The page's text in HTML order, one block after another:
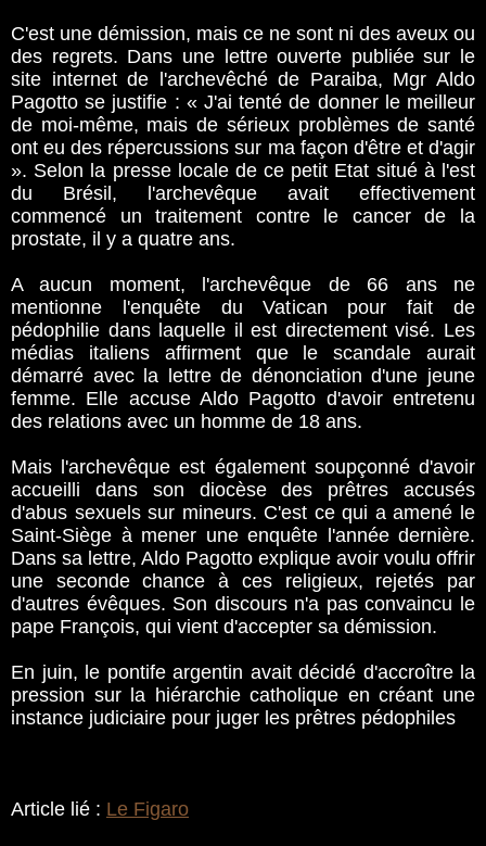
C'est une démission, mais ce ne sont ni des aveux ou
des regrets. Dans une lettre ouverte publiée sur le
site internet de l'archevêché de Paraiba, Mgr Aldo
Pagotto se justifie : « J'ai tenté de donner le meilleur
de moi-même, mais de sérieux problèmes de santé
ont eu des répercussions sur ma façon d'être et d'agir
». Selon la presse locale de ce petit Etat situé à l'est
du Brésil, l'archevêque avait effectivement
commencé un traitement contre le cancer de la
prostate, il y a quatre ans.
A aucun moment, l'archevêque de 66 ans ne
mentionne l'enquête du Vatican pour fait de
pédophilie dans laquelle il est directement visé. Les
médias italiens affirment que le scandale aurait
démarré avec la lettre de dénonciation d'une jeune
femme. Elle accuse Aldo Pagotto d'avoir entretenu
des relations avec un homme de 18 ans.
Mais l'archevêque est également soupçonné d'avoir
accueilli dans son diocèse des prêtres accusés
d'abus sexuels sur mineurs. C'est ce qui a amené le
Saint-Siège à mener une enquête l'année dernière.
Dans sa lettre, Aldo Pagotto explique avoir voulu offrir
une seconde chance à ces religieux, rejetés par
d'autres évêques. Son discours n'a pas convaincu le
pape François, qui vient d'accepter sa démission.
En juin, le pontife argentin avait décidé d'accroître la
pression sur la hiérarchie catholique en créant une
instance judiciaire pour juger les prêtres pédophiles
Article lié : Le Figaro